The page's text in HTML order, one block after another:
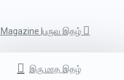
Magazine |பருவ இதழ்
இரு மாத இதழ்